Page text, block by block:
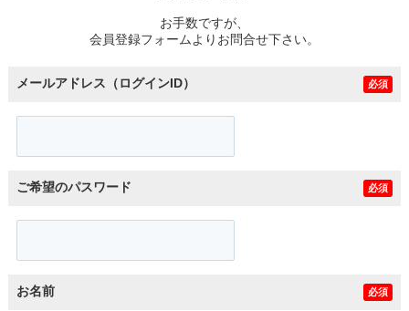
お手数ですが、
会員登録フォームよりお問合せ下さい。
メールアドレス（ログインID） 必須
ご希望のパスワード 必須
お名前 必須